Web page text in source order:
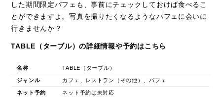
した期間限定パフェも、事前にチェックしておけば食べるこ
とができますよ。写真を撮りたくなるようなパフェに会いに
行きませんか？
TABLE（ターブル）の詳細情報や予約はこちら
名称 TABLE（ターブル）
ジャンル カフェ、レストラン（その他）、パフェ
ネット予約 ネット予約は未対応